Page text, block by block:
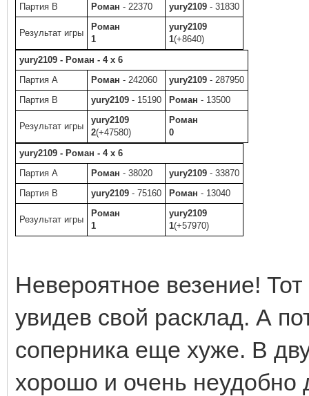
Партия B
Роман - 22370 yury2109 - 31830
Результат игры
Роман
1
yury2109
1(+8640)
yury2109 - Роман - 4 x 6
Партия A
Роман - 242060 yury2109 - 287950
Партия B
yury2109 - 15190 Роман - 13500
Результат игры
yury2109
2(+47580)
Роман
0
yury2109 - Роман - 4 x 6
Партия A
Роман - 38020 yury2109 - 33870
Партия B
yury2109 - 75160 Роман - 13040
Результат игры
Роман
1
yury2109
1(+57970)
Невероятное везение!
увидев свой расклад. А
соперника еще хуже. В
хорошо и очень неудобно